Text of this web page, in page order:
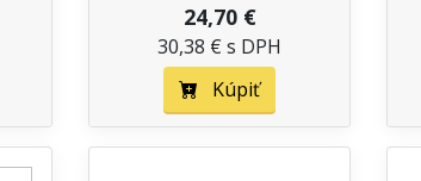
24,70 €
30,38 € s DPH
Kúpiť